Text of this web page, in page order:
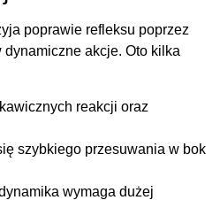
poprawie refleksu poprzez
akcje. Oto kilka
reakcji oraz
szybkiego przesuwania w bok
wymaga dużej